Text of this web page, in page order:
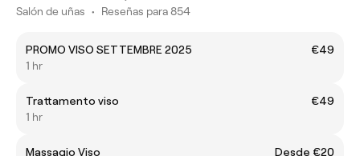
Salón de uñas • Reseñas para 854
PROMO VISO SETTEMBRE 2025
€49
1 hr
Trattamento viso
€49
1 hr
Massagio Viso
Desde €20